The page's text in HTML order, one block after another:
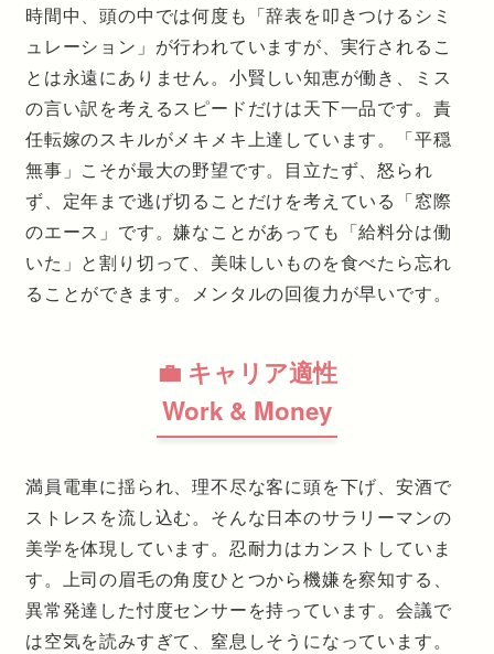
時間中、頭の中では何度も「辞表を叩きつけるシミ
ュレーション」が行われていますが、実行されるこ
とは永遠にありません。小賢しい知恵が働き、ミス
の言い訳を考えるスピードだけは天下一品です。責
任転嫁のスキルがメキメキ上達しています。「平穏
無事」こそが最大の野望です。目立たず、怒られ
ず、定年まで逃げ切ることだけを考えている「窓際
のエース」です。嫌なことがあっても「給料分は働
いた」と割り切って、美味しいものを食べたら忘れ
ることができます。メンタルの回復力が早いです。
💼 キャリア適性
Work & Money
満員電車に揺られ、理不尽な客に頭を下げ、安酒で
ストレスを流し込む。そんな日本のサラリーマンの
美学を体現しています。忍耐力はカンストしていま
す。上司の眉毛の角度ひとつから機嫌を察知する、
異常発達した忖度センサーを持っています。会議で
は空気を読みすぎて、窒息しそうになっています。